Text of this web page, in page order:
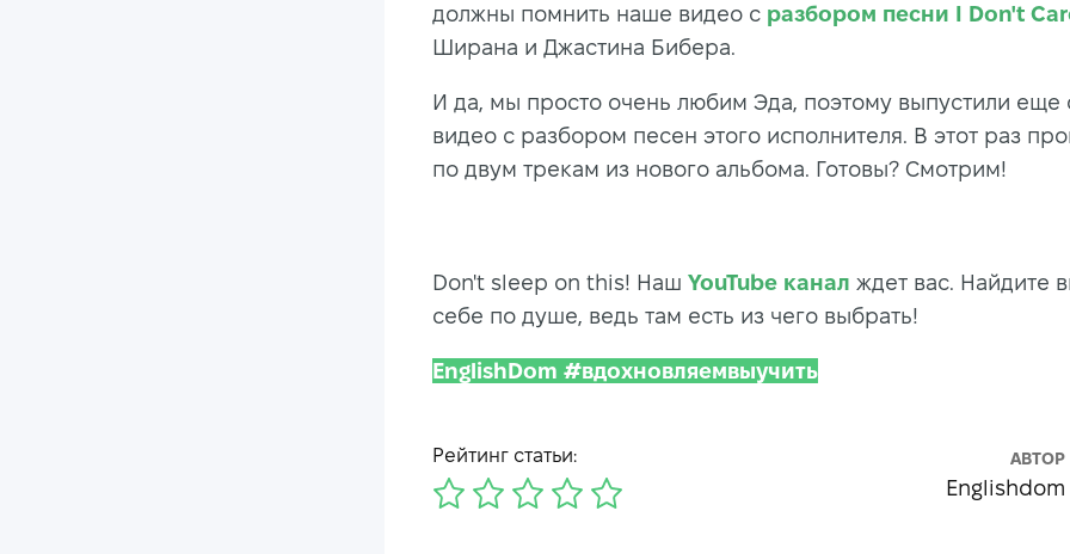
должны помнить наше видео с разбором песни I Don't
Ширана и Джастина Бибера.
И да, мы просто очень любим Эда, поэтому выпустили еще
видео с разбором песен этого исполнителя. В этот раз
по двум трекам из нового альбома. Готовы? Смотрим!
Don't sleep on this! Наш YouTube канал ждет вас. Найдите
себе по душе, ведь там есть из чего выбрать!
EnglishDom #вдохновляемвыучить
АВТОР
Englishdom
Рейтинг статьи: